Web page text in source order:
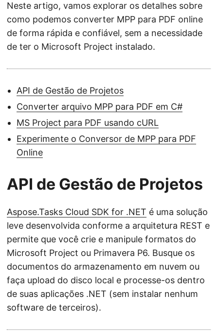
Neste artigo, vamos explorar os detalhes sobre
como podemos converter MPP para PDF online
de forma rápida e confiável, sem a necessidade
de ter o Microsoft Project instalado.
API de Gestão de Projetos
Converter arquivo MPP para PDF em C#
MS Project para PDF usando cURL
Experimente o Conversor de MPP para PDF
Online
API de Gestão de Projetos
Aspose.Tasks Cloud SDK for .NET é uma solução
leve desenvolvida conforme a arquitetura REST e
permite que você crie e manipule formatos do
Microsoft Project ou Primavera P6. Busque os
documentos do armazenamento em nuvem ou
faça upload do disco local e processe-os dentro
de suas aplicações .NET (sem instalar nenhum
software de terceiros).